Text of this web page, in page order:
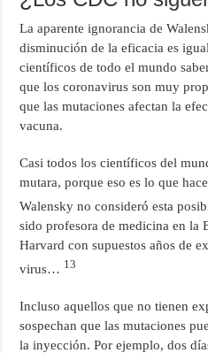
La aparente ignorancia de
disminución de la eficacia es
científicos de todo el mundo
que los coronavirus son muy
que las mutaciones afectan la
vacuna.
Casi todos los científicos del
mutara, porque eso es lo que
Walensky no consideró esta
sido profesora de medicina en la
Harvard con supuestos años de
virus… 13
Incluso aquellos que no tienen
sospechan que las mutaciones
la inyección. Por ejemplo, dos